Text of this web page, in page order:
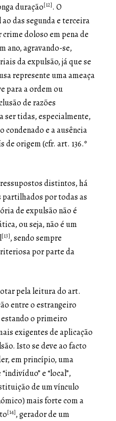
duração[12]. O
das segunda e terceira
doloso em pena de
ano, agravando-se,
da expulsão, já que se
represente uma ameaça
para a ordem ou
de razões
ser tidas, especialmente,
condenado e a ausência
de origem (cfr. art. 136.º
distintos, há
por todas as
de expulsão não é
ou seja, não é um
[13], sendo sempre
por parte da
pela leitura do art.
entre o estrangeiro
o primeiro
exigentes de aplicação
Isto se deve ao facto
em princípio, uma
e “local”,
de um vínculo
mais forte com a
[14], gerador de um